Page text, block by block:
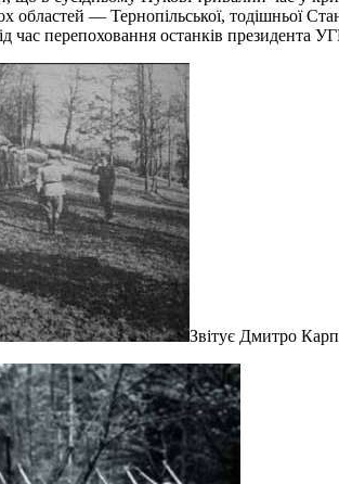
областей — Тернопільської, тодішньої
час перепоховання останків
Звітує Дмитро